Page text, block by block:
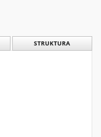
STRUKTURA